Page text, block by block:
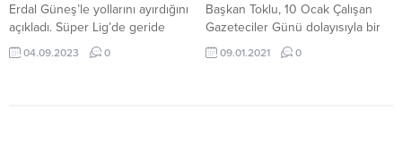
Erdal Güneş’le yollarını ayırdığını
açıkladı. Süper Lig’de geride
kalan ilk 4 haftada puan alamayan
Gaziantep FK’da Erdal Güneş’le
04.09.2023 0
Başkan Toklu, 10 Ocak Çalışan
Gazeteciler Günü dolayısıyla bir
mesaj yayınladı. Adalet ve
Kalkınma Partisi (AK Parti) Alanya
09.01.2021 0